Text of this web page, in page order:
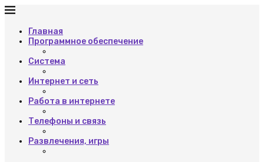
Главная
Программное обеспечение
Система
Интернет и сеть
Работа в интернете
Телефоны и связь
Развлечения, игры